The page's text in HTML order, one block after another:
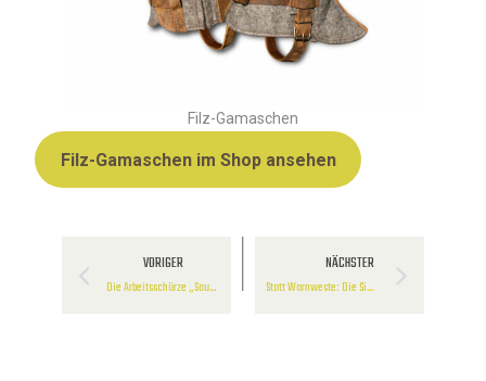
Filz-Gamaschen
Filz-Gamaschen im Shop ansehen
VORIGER
Die Arbeitsschürze „Saubermann“ aus Waxcotton
NÄCHSTER
Statt Warnweste: Die Signal Pelerine für die Drückjagd